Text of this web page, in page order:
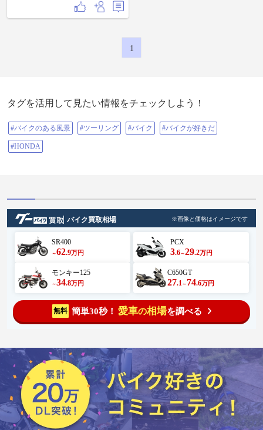
#harleydavidsontokushima #ハーレー
1
タグを活用して見たい情報をチェックしよう！
#バイクのある風景 #ツーリング #バイク #バイクが好きだ
#HONDA
バイク買取相場 ※画像と価格はイメージです
SR400
～62.9万円
PCX
3.6～29.2万円
モンキー125
～34.8万円
C650GT
27.1 ～ 74.6万円
無料 簡単30秒！ 愛車の相場を調べる